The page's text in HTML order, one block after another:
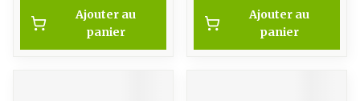
Ajouter au
panier
Ajouter au
panier